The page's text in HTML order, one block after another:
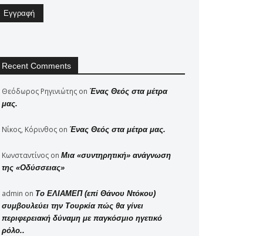
Recent Comments
Θεόδωρος Ρηγινιώτης on Ένας Θεός στα μέτρα
μας.
Νίκος, Κόρινθος on Ένας Θεός στα μέτρα μας.
Κωνσταντίνος on Μια «συντηρητική» ανάγνωση
της «Οδύσσειας»
admin on Το ΕΛΙΑΜΕΠ (επί Θάνου Ντόκου)
συμβουλεύει την Τουρκία πώς θα γίνει
περιφερειακή δύναμη με παγκόσμιο ηγετικό
ρόλο..